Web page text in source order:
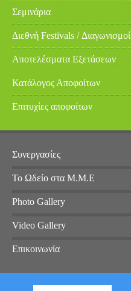
Σεμινάρια
Διεθνή Festivals / Διαγωνισμοί
Αποτελέσματα Εξετάσεων
Κατάλογος Αποφοίτων
Επιτυχίες αποφοίτων
Συνεργασίες
Το Ωδείο στα Μ.Μ.Ε
Photo Gallery
Video Gallery
Επικοινωνία